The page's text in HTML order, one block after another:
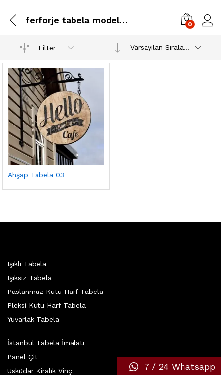
ferforje tabela modelleri 0
Filter Varsayılan Sıralama
Ahşap Tabela 03
Işıklı Tabela
Işıksız Tabela
Paslanmaz Kutu Harf Tabela
Pleksi Kutu Harf Tabela
Yuvarlak Tabela
İstanbul Tabela İmalatı
Panel Çit
Üsküdar Kiralık Vinç
7 / 24 Whatsapp